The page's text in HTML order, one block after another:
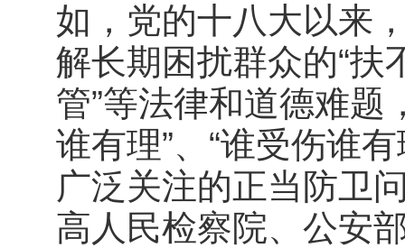
如，党的十八大以来
解长期困扰群众的“扶
管”等法律和道德难题
谁有理”、“谁受伤谁
广泛关注的正当防卫
高人民检察院、公安